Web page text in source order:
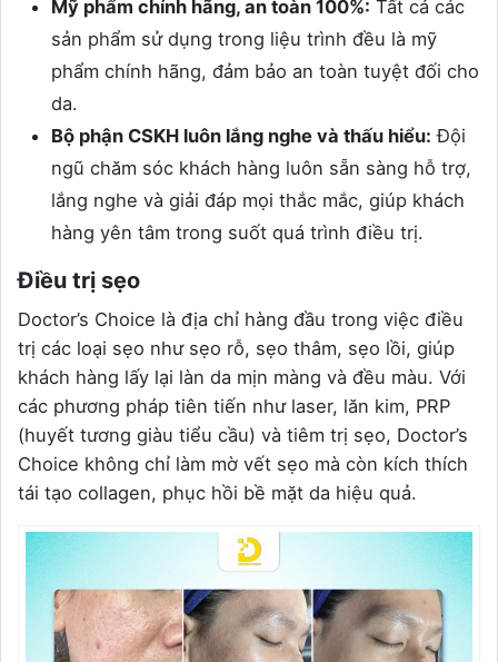
Mỹ phẩm chính hãng, an toàn 100%: Tất cả các
sản phẩm sử dụng trong liệu trình đều là mỹ
phẩm chính hãng, đảm bảo an toàn tuyệt đối cho
da.
Bộ phận CSKH luôn lắng nghe và thấu hiểu: Đội
ngũ chăm sóc khách hàng luôn sẵn sàng hỗ trợ,
lắng nghe và giải đáp mọi thắc mắc, giúp khách
hàng yên tâm trong suốt quá trình điều trị.
Điều trị sẹo
Doctor’s Choice là địa chỉ hàng đầu trong việc điều
trị các loại sẹo như sẹo rỗ, sẹo thâm, sẹo lồi, giúp
khách hàng lấy lại làn da mịn màng và đều màu. Với
các phương pháp tiên tiến như laser, lăn kim, PRP
(huyết tương giàu tiểu cầu) và tiêm trị sẹo, Doctor’s
Choice không chỉ làm mờ vết sẹo mà còn kích thích
tái tạo collagen, phục hồi bề mặt da hiệu quả.